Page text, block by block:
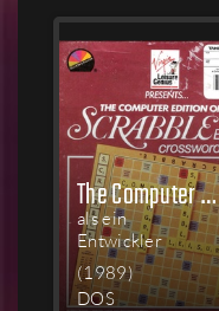
The Computer Edition of Scrabble Brand Crossword Game
als ein
Entwickler
(1989)
DOS